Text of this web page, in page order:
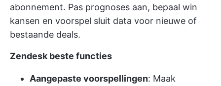
abonnement. Pas prognoses aan, bepaal win
kansen en voorspel sluit data voor nieuwe of
bestaande deals.
Zendesk beste functies
Aangepaste voorspellingen: Maak